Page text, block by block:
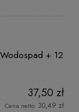
+ 12
37,50 zł
Cena netto: 30,49 zł